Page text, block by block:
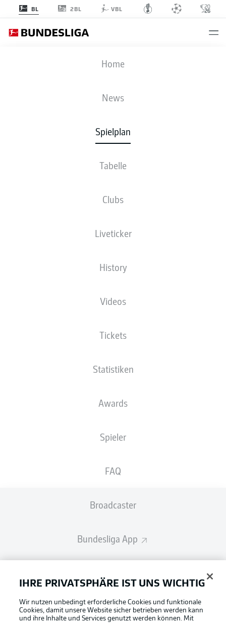
BL 2BL VBL
Home
News
Spielplan
Tabelle
Clubs
Liveticker
History
Videos
Tickets
Statistiken
Awards
Spieler
FAQ
Broadcaster
Bundesliga App
#BundesligaWIRKT
SGE
1 1
AUFSTELLUNGEN
IHRE PRIVATSPHÄRE IST UNS WICHTIG
Wir nutzen unbedingt erforderliche Cookies und funktionale
Cookies, damit unsere Website sicher betrieben werden kann
und ihre Inhalte und Services genutzt werden können. Mit